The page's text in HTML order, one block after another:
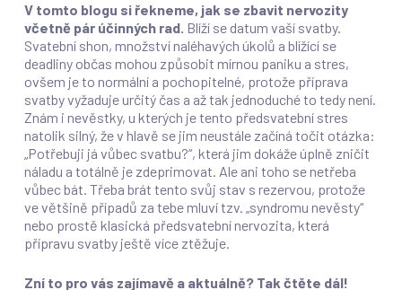
V tomto blogu si řekneme, jak se zbavit nervozity
včetně pár účinných rad. Blíží se datum vaší svatby.
Svatební shon, množství naléhavých úkolů a blížící se
deadliny občas mohou způsobit mírnou paniku a stres,
ovšem je to normální a pochopitelné, protože příprava
svatby vyžaduje určitý čas a až tak jednoduché to tedy není.
Znám i nevěstky, u kterých je tento předsvatební stres
natolik silný, že v hlavě se jim neustále začíná točit otázka:
„Potřebuji já vůbec svatbu?“, která jim dokáže úplně zničit
náladu a totálně je zdeprimovat. Ale ani toho se netřeba
vůbec bát. Třeba brát tento svůj stav s rezervou, protože
ve většině případů za tebe mluví tzv. „syndromu nevěsty“
nebo prostě klasická předsvatební nervozita, která
přípravu svatby ještě více ztěžuje.
Zní to pro vás zajímavě a aktuálně? Tak čtěte dál!